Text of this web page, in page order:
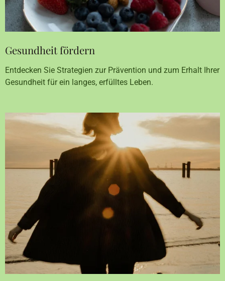
Gesundheit fördern
Entdecken Sie Strategien zur Prävention und zum Erhalt Ihrer
Gesundheit für ein langes, erfülltes Leben.